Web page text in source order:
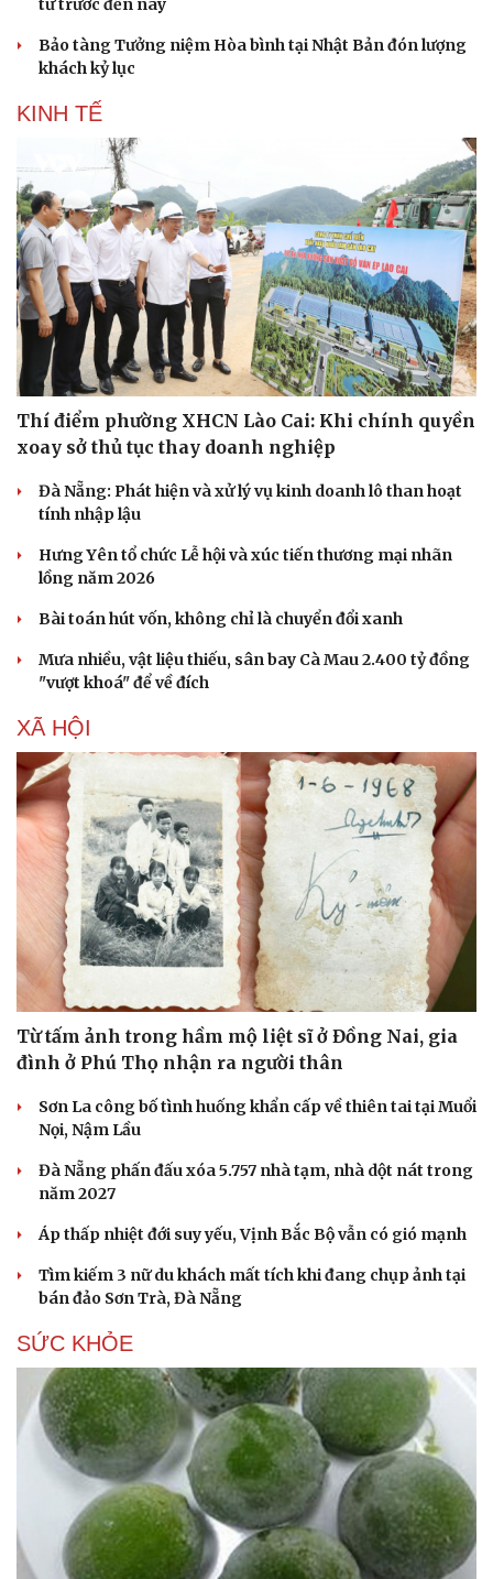
Du lịch
Tư vấn
Săn Tour
check-in
Podcast
Câu chuyện thời sự
Đọc truyện đêm khuya
Cửa sổ tình yêu
Kể chuyện cho bé
Hạt giống tâm hồn
từ trước đến nay
Bảo tàng Tưởng niệm Hòa bình tại Nhật Bản đón lượng
khách kỷ lục
KINH TẾ
Thí điểm phường XHCN Lào Cai: Khi chính quyền
xoay sở thủ tục thay doanh nghiệp
Đà Nẵng: Phát hiện và xử lý vụ kinh doanh lô than hoạt
tính nhập lậu
Hưng Yên tổ chức Lễ hội và xúc tiến thương mại nhãn
lồng năm 2026
Bài toán hút vốn, không chỉ là chuyển đổi xanh
Mưa nhiều, vật liệu thiếu, sân bay Cà Mau 2.400 tỷ đồng
"vượt khoá" để về đích
XÃ HỘI
Từ tấm ảnh trong hầm mộ liệt sĩ ở Đồng Nai, gia
đình ở Phú Thọ nhận ra người thân
Sơn La công bố tình huống khẩn cấp về thiên tai tại Muổi
Nọi, Nậm Lầu
Đà Nẵng phấn đấu xóa 5.757 nhà tạm, nhà dột nát trong
năm 2027
Áp thấp nhiệt đới suy yếu, Vịnh Bắc Bộ vẫn có gió mạnh
Tìm kiếm 3 nữ du khách mất tích khi đang chụp ảnh tại
bán đảo Sơn Trà, Đà Nẵng
SỨC KHỎE